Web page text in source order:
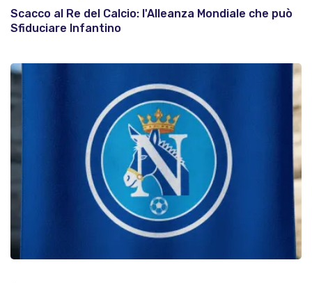
Scacco al Re del Calcio: l'Alleanza Mondiale che può
Sfiduciare Infantino